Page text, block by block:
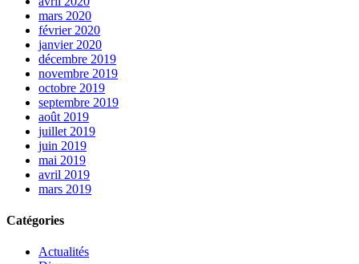
mars 2020
février 2020
janvier 2020
décembre 2019
novembre 2019
octobre 2019
septembre 2019
août 2019
juillet 2019
juin 2019
mai 2019
avril 2019
mars 2019
Catégories
Actualités